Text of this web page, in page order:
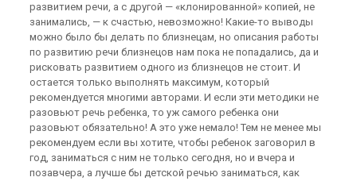
развитием речи, а с другой — «клонированной» копией, не
занимались, — к счастью, невозможно! Какие-то выводы
можно было бы делать по близнецам, но описания работы
по развитию речи близнецов нам пока не попадались, да и
рисковать развитием одного из близнецов не стоит. И
остается только выполнять максимум, который
рекомендуется многими авторами. И если эти методики не
разовьют речь ребенка, то уж самого ребенка они
разовьют обязательно! А это уже немало! Тем не менее мы
рекомендуем если вы хотите, чтобы ребенок заговорил в
год, заниматься с ним не только сегодня, но и вчера и
позавчера, а лучше бы детской речью заниматься, как